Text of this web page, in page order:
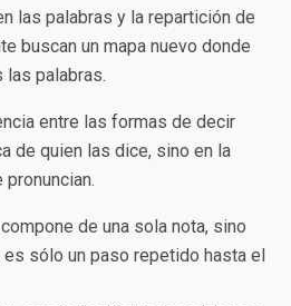
las palabras y la repartición de
buscan un mapa nuevo donde
las palabras.
entre las formas de decir
de quien las dice, sino en la
de una sola nota, sino
sólo un paso repetido hasta el